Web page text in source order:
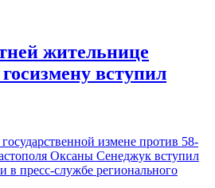
жительнице
вступил
измене против 58-
Оксаны Сенеджук вступил
в пресс-службе регионального